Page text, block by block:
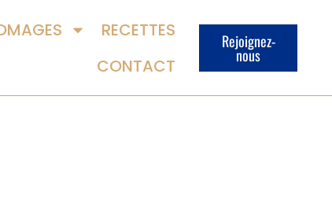
RECETTES
CONTACT
Rejoignez-
nous